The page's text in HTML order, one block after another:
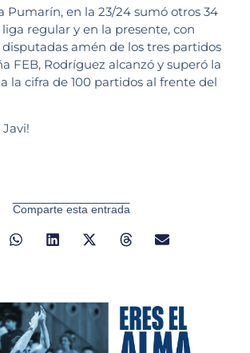
Pumarín, en la 23/24 sumó otros 34
regular y en la presente, con
amén de los tres partidos
FEB, Rodríguez alcanzó y superó la
la cifra de 100 partidos al frente del
Javi!
Comparte esta entrada